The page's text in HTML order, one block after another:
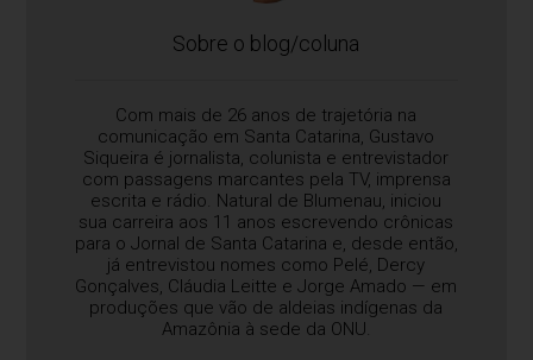
Sobre o blog/coluna
Com mais de 26 anos de trajetória na
comunicação em Santa Catarina, Gustavo
Siqueira é jornalista, colunista e entrevistador
com passagens marcantes pela TV, imprensa
escrita e rádio. Natural de Blumenau, iniciou
sua carreira aos 11 anos escrevendo crônicas
para o Jornal de Santa Catarina e, desde então,
já entrevistou nomes como Pelé, Dercy
Gonçalves, Cláudia Leitte e Jorge Amado — em
produções que vão de aldeias indígenas da
Amazônia à sede da ONU.